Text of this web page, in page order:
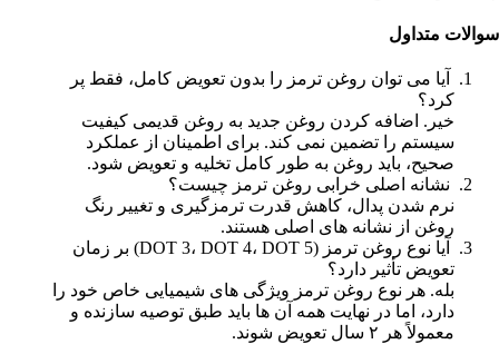
سوالات متداول
آیا می توان روغن ترمز را بدون تعویض کامل، فقط پر
کرد؟
خیر. اضافه کردن روغن جدید به روغن قدیمی کیفیت
سیستم را تضمین نمی کند. برای اطمینان از عملکرد
صحیح، باید روغن به طور کامل تخلیه و تعویض شود.
نشانه اصلی خرابی روغن ترمز چیست؟
نرم شدن پدال، کاهش قدرت ترمزگیری و تغییر رنگ
روغن از نشانه های اصلی هستند.
آیا نوع روغن ترمز (DOT 3، DOT 4، DOT 5) بر زمان
تعویض تأثیر دارد؟
بله. هر نوع روغن ترمز ویژگی های شیمیایی خاص خود را
دارد، اما در نهایت همه آن ها باید طبق توصیه سازنده و
معمولاً هر ۲ سال تعویض شوند.